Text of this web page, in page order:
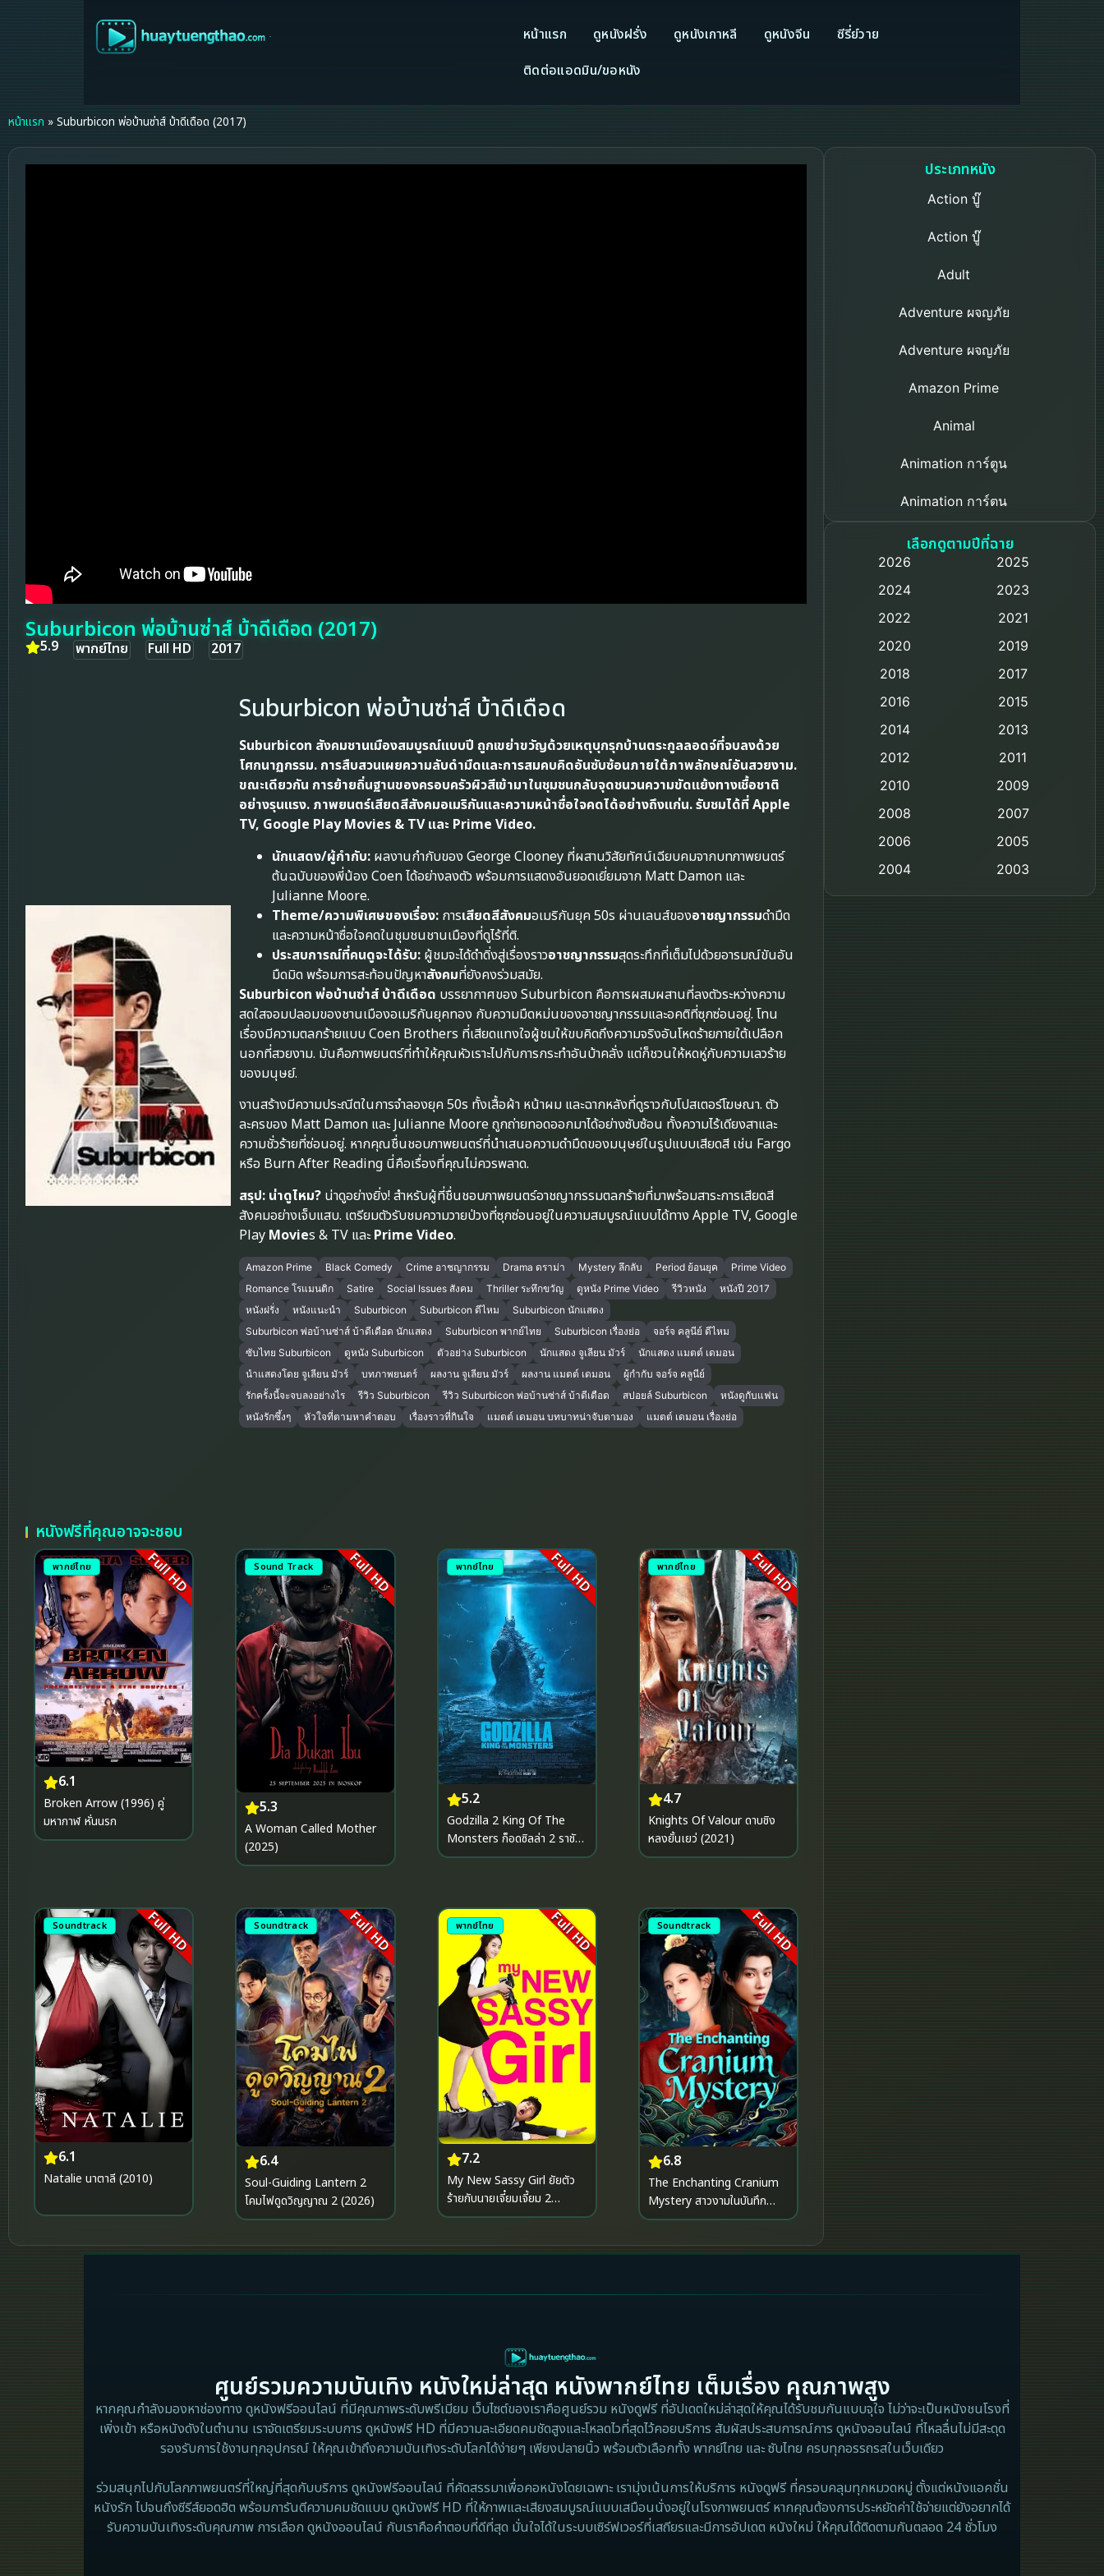
หน้าแรก ดูหนังฝรั่ง ดูหนังเกาหลี ดูหนังจีน
ซีรี่ย์วาย
ติดต่อแอดมิน/ขอหนัง
หน้าแรก » Suburbicon พ่อบ้านซ่าส์ บ้าดีเดือด (2017)
Suburbicon พ่อบ้านซ่าส์ บ้าดีเดือด (2017)
5.9 พากย์ไทย Full HD 2017
Suburbicon พ่อบ้านซ่าส์ บ้าดีเดือด
Suburbicon สังคมชานเมืองสมบูรณ์แบบปี ถูกเขย่าขวัญด้วยเหตุบุกรุกบ้านตระกูลลอดจ์ที่จบลงด้วย
โศกนาฏกรรม. การสืบสวนเผยความลับดำมืดและการสมคบคิดอันซับซ้อนภายใต้ภาพลักษณ์อันสวยงาม.
ขณะเดียวกัน การย้ายถิ่นฐานของครอบครัวผิวสีเข้ามาในชุมชนกลับจุดชนวนความขัดแย้งทางเชื้อชาติ
อย่างรุนแรง. ภาพยนตร์เสียดสีสังคมอเมริกันและความหน้าซื่อใจคดได้อย่างถึงแก่น. รับชมได้ที่ Apple
TV, Google Play Movies & TV และ Prime Video.
นักแสดง/ผู้กำกับ: ผลงานกำกับของ George Clooney ที่ผสานวิสัยทัศน์เฉียบคมจากบทภาพยนตร์
ต้นฉบับของพี่น้อง Coen ได้อย่างลงตัว พร้อมการแสดงอันยอดเยี่ยมจาก Matt Damon และ
Julianne Moore.
Theme/ความพิเศษของเรื่อง: การเสียดสีสังคมอเมริกันยุค 50s ผ่านเลนส์ของอาชญากรรมดำมืด
และความหน้าซื่อใจคดในชุมชนชานเมืองที่ดูไร้ที่ติ.
ประสบการณ์ที่คนดูจะได้รับ: ผู้ชมจะได้ดำดิ่งสู่เรื่องราวอาชญากรรมสุดระทึกที่เต็มไปด้วยอารมณ์ขันอัน
มืดมิด พร้อมการสะท้อนปัญหาสังคมที่ยังคงร่วมสมัย.
Suburbicon พ่อบ้านซ่าส์ บ้าดีเดือด บรรยากาศของ Suburbicon คือการผสมผสานที่ลงตัวระหว่างความ
สดใสจอมปลอมของชานเมืองอเมริกันยุคทอง กับความมืดหม่นของอาชญากรรมและอคติที่ซุกซ่อนอยู่. โทน
เรื่องมีความตลกร้ายแบบ Coen Brothers ที่เสียดแทงใจผู้ชมให้ขบคิดถึงความจริงอันโหดร้ายภายใต้เปลือก
นอกที่สวยงาม. มันคือภาพยนตร์ที่ทำให้คุณหัวเราะไปกับการกระทำอันบ้าคลั่ง แต่ก็ชวนให้หดหู่กับความเลวร้าย
ของมนุษย์.
งานสร้างมีความประณีตในการจำลองยุค 50s ทั้งเสื้อผ้า หน้าผม และฉากหลังที่ดูราวกับโปสเตอร์โฆษณา. ตัว
ละครของ Matt Damon และ Julianne Moore ถูกถ่ายทอดออกมาได้อย่างซับซ้อน ทั้งความไร้เดียงสาและ
ความชั่วร้ายที่ซ่อนอยู่. หากคุณชื่นชอบภาพยนตร์ที่นำเสนอความดำมืดของมนุษย์ในรูปแบบเสียดสี เช่น Fargo
หรือ Burn After Reading นี่คือเรื่องที่คุณไม่ควรพลาด.
สรุป: น่าดูไหม? น่าดูอย่างยิ่ง! สำหรับผู้ที่ชื่นชอบภาพยนตร์อาชญากรรมตลกร้ายที่มาพร้อมสาระการเสียดสี
สังคมอย่างเจ็บแสบ. เตรียมตัวรับชมความวายป่วงที่ซุกซ่อนอยู่ในความสมบูรณ์แบบได้ทาง Apple TV, Google
Play Movies & TV และPrime Video.
Amazon Prime Black Comedy Crime อาชญากรรม Drama ดราม่า Mystery ลึกลับ Period ย้อนยุค
Prime Video
Romance โรแมนติก
Satire Social Issues สังคม Thriller ระทึกขวัญ ดูหนัง Prime Video รีวิวหนัง
หนังปี 2017
หนังฝรั่ง
หนังแนะนำ Suburbicon Suburbicon ดีไหม
Suburbicon นักแสดง
Suburbicon พ่อบ้านซ่าส์ บ้าดีเดือด นักแสดง
Suburbicon พากย์ไทย Suburbicon เรื่องย่อ
จอร์จ คลูนีย์ ดีไหม
ซับไทย Suburbicon
ดูหนัง Suburbicon ตัวอย่าง Suburbicon นักแสดง จูเลียน มัวร์
นักแสดง แมตต์ เดมอน
นำแสดงโดย จูเลียน มัวร์
บทภาพยนตร์ ผลงาน จูเลียน มัวร์ ผลงาน แมตต์ เดมอน
ผู้กำกับ จอร์จ คลูนีย์
รักครั้งนี้จะจบลงอย่างไร
รีวิว Suburbicon รีวิว Suburbicon พ่อบ้านซ่าส์ บ้าดีเดือด สปอยล์ Suburbicon
หนังดูกับแฟน
หนังรักซึ้งๆ
หัวใจที่ตามหาคำตอบ เรื่องราวที่กินใจ แมตต์ เดมอน บทบาทน่าจับตามอง แมตต์ เดมอน เรื่องย่อ
หนังฟรีที่คุณอาจจะชอบ
พากย์ไทย Full HD
6.1
Broken Arrow (1996) คู่
มหากาฬ หั่นนรก
Sound Track Full HD
5.3
A Woman Called Mother
(2025)
พากย์ไทย Full HD
5.2
Godzilla 2 King Of The
Monsters ก็อดซิลล่า 2 ราชัน
แห่งมอนสเตอร์ (2019)
พากย์ไทย Full HD
4.7
Knights Of Valour ดาบชิง
หลงยั้นเยว่ (2021)
Soundtrack Full HD
6.1
Natalie นาตาลี (2010)
Soundtrack Full HD
6.4
Soul-Guiding Lantern 2
โคมไฟดูดวิญญาณ 2 (2026)
พากย์ไทย Full HD
7.2
My New Sassy Girl ยัยตัว
ร้ายกับนายเจี๋ยมเจี้ยม 2
(2016)
Soundtrack Full HD
6.8
The Enchanting Cranium
Mystery สาวงามในบันทึก
เรื่องประหลาด (2026)
ประเภทหนัง
Action บู๊
Action บู๊
Adult
Adventure ผจญภัย
Adventure ผจญภัย
Amazon Prime
Animal
Animation การ์ตูน
Animation การ์ตูน
Based on a True Story เรื่องจริง
Biography ชีวิตจริง
Black Comedy
Crime อาชญากรรม
Crime อาชญากรรม
Martial Arts
MONOMAX
เลือกดูตามปีที่ฉาย
2026
2025
2024
2023
2022
2021
2020
2019
2018
2017
2016
2015
2014
2013
2012
2011
2010
2009
2008
2007
2006
2005
2004
2003
2002
2000
ศูนย์รวมความบันเทิง หนังใหม่ล่าสุด หนังพากย์ไทย เต็มเรื่อง คุณภาพสูง
หากคุณกำลังมองหาช่องทาง ดูหนังฟรีออนไลน์ ที่มีคุณภาพระดับพรีเมียม เว็บไซต์ของเราคือศูนย์รวม หนังดูฟรี ที่อัปเดตใหม่ล่าสุดให้คุณได้รับชมกันแบบจุใจ ไม่ว่าจะเป็นหนังชนโรงที่
เพิ่งเข้า หรือหนังดังในตำนาน เราจัดเตรียมระบบการ ดูหนังฟรี HD ที่มีความละเอียดคมชัดสูงและโหลดไวที่สุดไว้คอยบริการ สัมผัสประสบการณ์การ ดูหนังออนไลน์ ที่ไหลลื่นไม่มีสะดุด
รองรับการใช้งานทุกอุปกรณ์ ให้คุณเข้าถึงความบันเทิงระดับโลกได้ง่ายๆ เพียงปลายนิ้ว พร้อมตัวเลือกทั้ง พากย์ไทย และ ซับไทย ครบทุกอรรถรสในเว็บเดียว
ร่วมสนุกไปกับโลกภาพยนตร์ที่ใหญ่ที่สุดกับบริการ ดูหนังฟรีออนไลน์ ที่คัดสรรมาเพื่อคอหนังโดยเฉพาะ เรามุ่งเน้นการให้บริการ หนังดูฟรี ที่ครอบคลุมทุกหมวดหมู่ ตั้งแต่หนังแอคชั่น
หนังรัก ไปจนถึงซีรีส์ยอดฮิต พร้อมการันตีความคมชัดแบบ ดูหนังฟรี HD ที่ให้ภาพและเสียงสมบูรณ์แบบเสมือนนั่งอยู่ในโรงภาพยนตร์ หากคุณต้องการประหยัดค่าใช้จ่ายแต่ยังอยากได้
รับความบันเทิงระดับคุณภาพ การเลือก ดูหนังออนไลน์ กับเราคือคำตอบที่ดีที่สุด มั่นใจได้ในระบบเซิร์ฟเวอร์ที่เสถียรและมีการอัปเดต หนังใหม่ ให้คุณได้ติดตามกันตลอด 24 ชั่วโมง